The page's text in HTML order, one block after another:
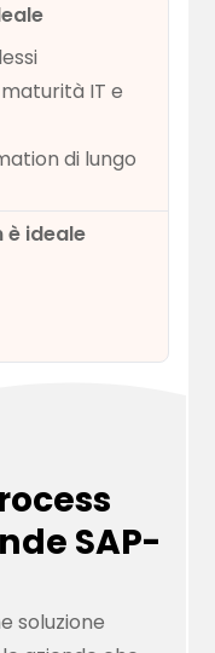
IT e
di lungo
è ideale
SAP-
soluzione